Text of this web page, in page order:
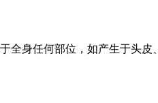
全身任何部位，如产生于头皮